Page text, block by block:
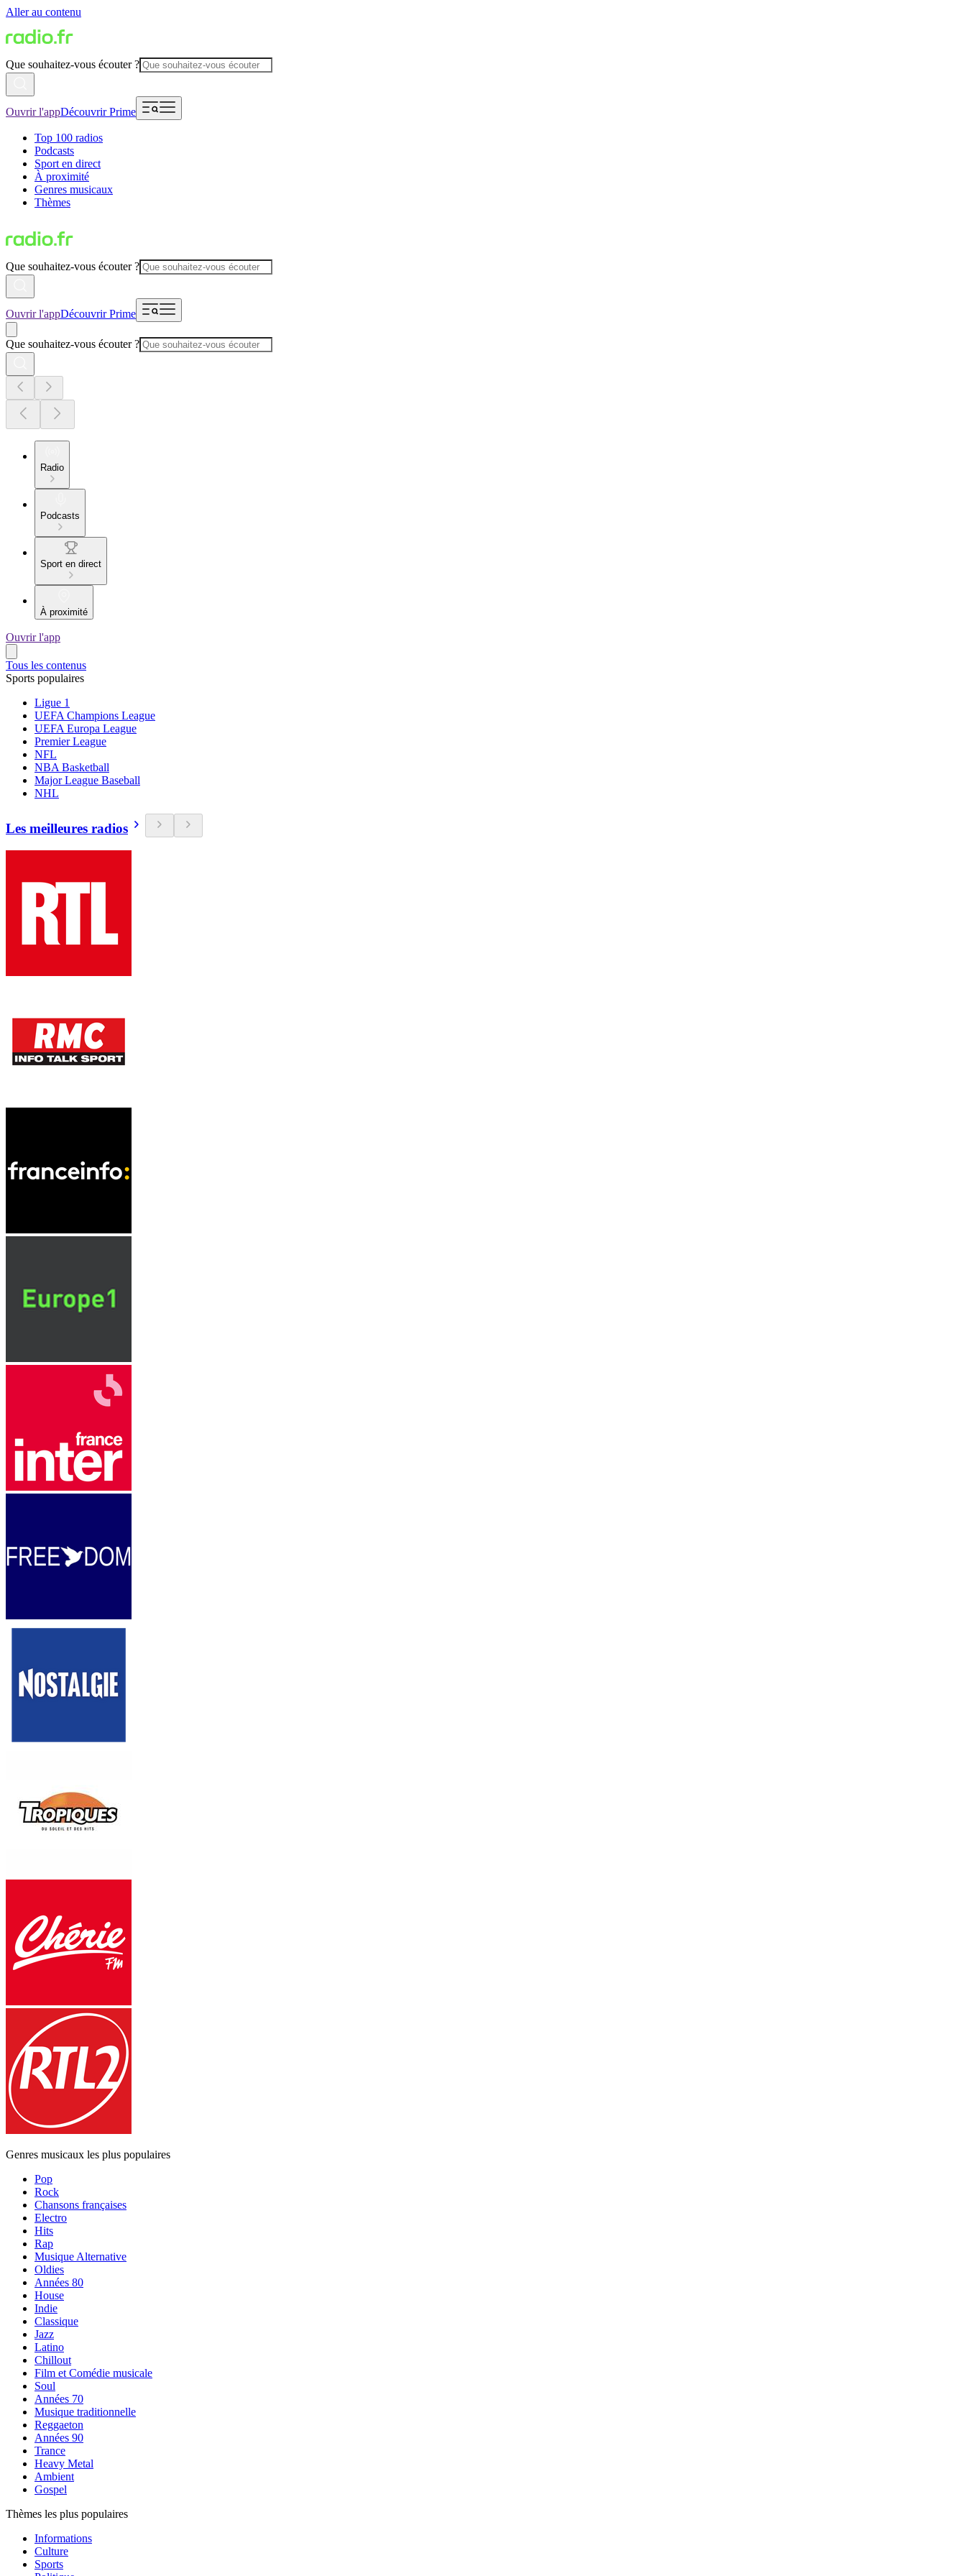
Aller au contenu
Que souhaitez-vous écouter ?
Ouvrir l'appDécouvrir Prime
Top 100 radios
Podcasts
Sport en direct
À proximité
Genres musicaux
Thèmes
Que souhaitez-vous écouter ?
Ouvrir l'appDécouvrir Prime
Que souhaitez-vous écouter ?
Radio
Podcasts
Sport en direct
À proximité
Ouvrir l'app
Tous les contenus
Sports populaires
Ligue 1
UEFA Champions League
UEFA Europa League
Premier League
NFL
NBA Basketball
Major League Baseball
NHL
Les meilleures radios
Genres musicaux les plus populaires
Pop
Rock
Chansons françaises
Electro
Hits
Rap
Musique Alternative
Oldies
Années 80
House
Indie
Classique
Jazz
Latino
Chillout
Film et Comédie musicale
Soul
Années 70
Musique traditionnelle
Reggaeton
Années 90
Trance
Heavy Metal
Ambient
Gospel
Thèmes les plus populaires
Informations
Culture
Sports